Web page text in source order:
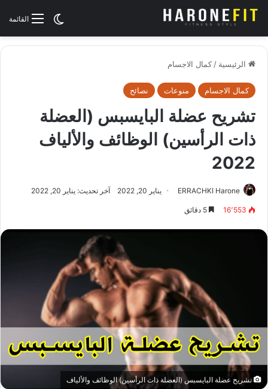
القائمةالوضع
الرئيسية / كمال الاجسام
كمال الاجسام منوعات نصائح
تشريح عضلة البايسبس (العضلة
ذات الرأسين) الوظائف والألياف
2022
ERRACHKI Harone يناير 20, 2022 آخر تحديث: يناير 20, 2022
16٬553
تشريح عضلة البايسبس (العضلة ذات الرأسين) الوظائف والألياف